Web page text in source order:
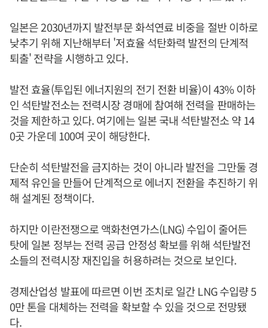
일본은 2030년까지 발전부문 화석연료 비중을 절반 이하로
낮추기 위해 지난해부터 '저효율 석탄화력 발전의 단계적
퇴출' 전략을 시행하고 있다.
발전 효율(투입된 에너지원의 전기 전환 비율)이 43% 이하
인 석탄발전소는 전력시장 경매에 참여해 전력을 판매하는
것을 제한하고 있다. 여기에는 일본 국내 석탄발전소 약 14
0곳 가운데 100여 곳이 해당한다.
단순히 석탄발전을 금지하는 것이 아니라 발전을 그만둘 경
제적 유인을 만들어 단계적으로 에너지 전환을 추진하기 위
해 설계된 정책이다.
하지만 이란전쟁으로 액화천연가스(LNG) 수입이 줄어든
탓에 일본 정부는 전력 공급 안정성 확보를 위해 석탄발전
소들의 전력시장 재진입을 허용하려는 것으로 보인다.
경제산업성 발표에 따르면 이번 조치로 일간 LNG 수입량 5
0만 톤을 대체하는 전력을 확보할 수 있을 것으로 전망됐
다.